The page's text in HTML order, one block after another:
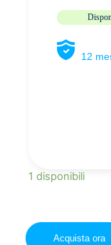
12
1 disponibili
Acquista ora